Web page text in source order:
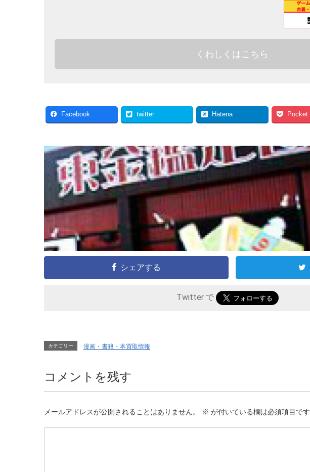
くわしくはこちら
Facebook twitter Hatena Pocket
シェアする
Twitter で
カテゴリー 漫画・書籍・本買取情報
コメントを残す
メールアドレスが公開されることはありません。 ※ が付いている欄は必須項目です